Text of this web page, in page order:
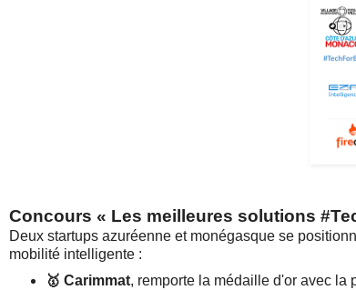
Concours « Les meilleures solutions
Deux startups azuréenne et monégasque se
mobilité intelligente :
🥇 Carimmat, remporte la médaille d'or avec la